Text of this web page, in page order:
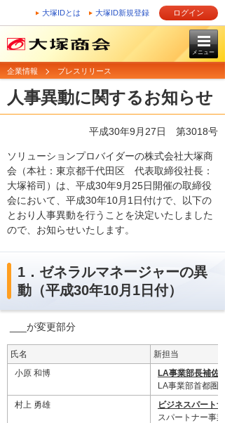
大塚IDとは 大塚ID新規登録 ログイン
メニュー
企業情報 プレスリリース
人事異動に関するお知らせ
平成30年9月27日 第3018号
ソリューションプロバイダーの株式会社大塚商
会（本社：東京都千代田区 代表取締役社長：
大塚裕司）は、平成30年9月25日開催の取締役
会において、平成30年10月1日付けで、以下の
とおり人事異動を行うことを決定いたしました
ので、お知らせいたします。
1．ゼネラルマネージャーの異
動（平成30年10月1日付）
___が変更部分
氏名
新担当
小原 和博
LA事業部長補佐
LA事業部首都圏
村上 勇雄
ビジネスパート
スパートナー事